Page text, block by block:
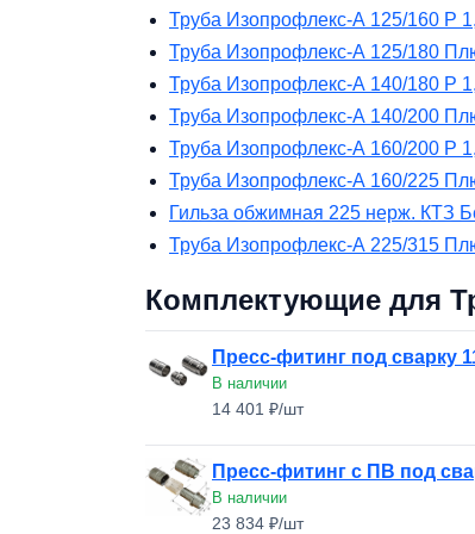
Труба Изопрофлекс-А 125/160 Р
Труба Изопрофлекс-А 125/180
Труба Изопрофлекс-А 140/180 Р
Труба Изопрофлекс-А 140/200
Труба Изопрофлекс-А 160/200 Р
Труба Изопрофлекс-А 160/225
Гильза обжимная 225 нерж. КТЗ
Труба Изопрофлекс-А 225/315
Комплектующие для
Пресс-фитинг под сварку
В наличии
14 401 ₽/шт
Пресс-фитинг с ПВ под
В наличии
23 834 ₽/шт